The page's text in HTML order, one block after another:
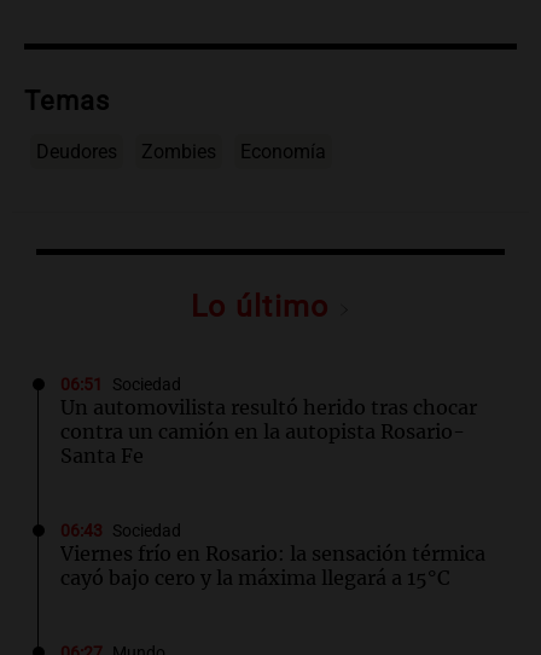
Temas
Deudores Zombies Economía
Lo último
06:51 Sociedad
Un automovilista resultó herido tras chocar
contra un camión en la autopista Rosario-
Santa Fe
06:43 Sociedad
Viernes frío en Rosario: la sensación térmica
cayó bajo cero y la máxima llegará a 15°C